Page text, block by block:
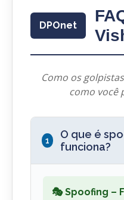
DPOnet
Como os
como você
1
O que é
funciona?
🎭 Spoofing –